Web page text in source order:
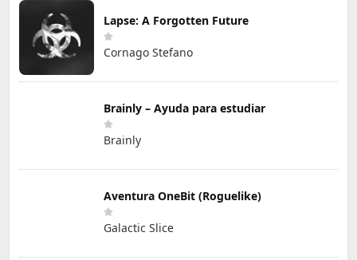
Lapse: A Forgotten Future
Cornago Stefano
Brainly – Ayuda para estudiar
Brainly
Aventura OneBit (Roguelike)
Galactic Slice